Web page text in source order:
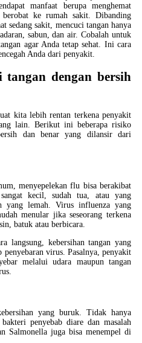
manfaat berupa menghemat
ke rumah sakit. Dibanding
sedang sakit, mencuci tangan hanya
sabun, dan air. Cobalah untuk
agar Anda tetap sehat. Ini cara
Anda dari penyakit.
dengan bersih
kita lebih rentan terkena penyakit
lain. Berikut ini beberapa risiko
dan benar yang dilansir dari
menyepelekan flu bisa berakibat
kecil, sudah tua, atau yang
yang lemah. Virus influenza yang
menular jika seseorang terkena
batuk atau berbicara.
langsung, kebersihan tangan yang
virus. Pasalnya, penyakit
melalui udara maupun tangan
yang buruk. Tidak hanya
penyebab diare dan masalah
Salmonella juga bisa menempel di